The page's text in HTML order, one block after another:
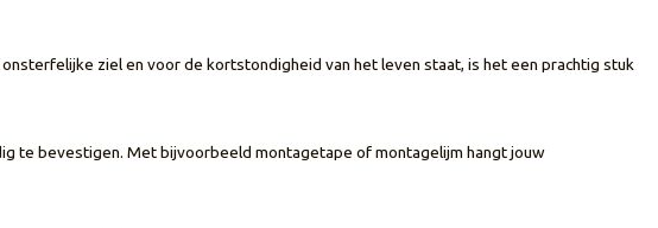
ziel en voor de kortstondigheid van het leven staat, is het een prachtig stuk
te bevestigen. Met bijvoorbeeld montagetape of montagelijm hangt jouw